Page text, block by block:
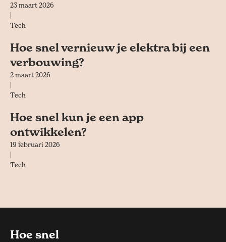
23 maart 2026
Tech
Hoe snel vernieuw je elektra bij een
verbouwing?
2 maart 2026
Tech
Hoe snel kun je een app
ontwikkelen?
19 februari 2026
Tech
Hoe snel